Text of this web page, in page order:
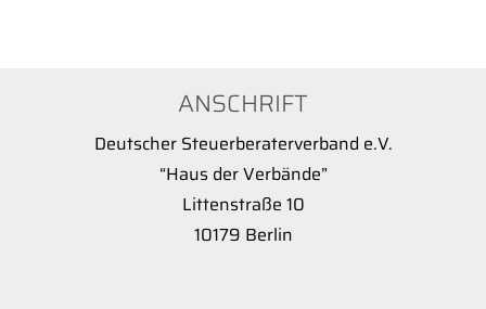
ANSCHRIFT
Deutscher Steuerberaterverband e.V.
“Haus der Verbände”
Littenstraße 10
10179 Berlin